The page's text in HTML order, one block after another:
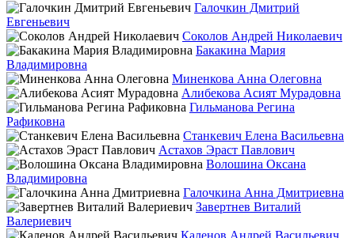
Галочкин Дмитрий
Евгеньевич
Соколов Андрей Николаевич
Бакакина Мария
Владимировна
Миненкова Анна Олеговна
Алибекова Асият Мурадовна
Гильманова Регина
Рафиковна
Станкевич Елена Васильевна
Астахов Эраст Павлович
Волошина Оксана
Владимировна
Галочкина Анна Дмитриевна
Завертнев Виталий
Валериевич
Каленов Андрей Васильевич